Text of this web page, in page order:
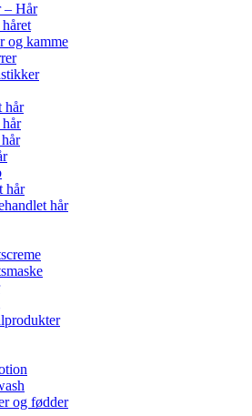
– Hår
og kamme
hår
hår
hår
og fødder